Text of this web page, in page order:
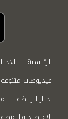
الرئيسية
فيديوهات متنوعة
اخبار الرياضة